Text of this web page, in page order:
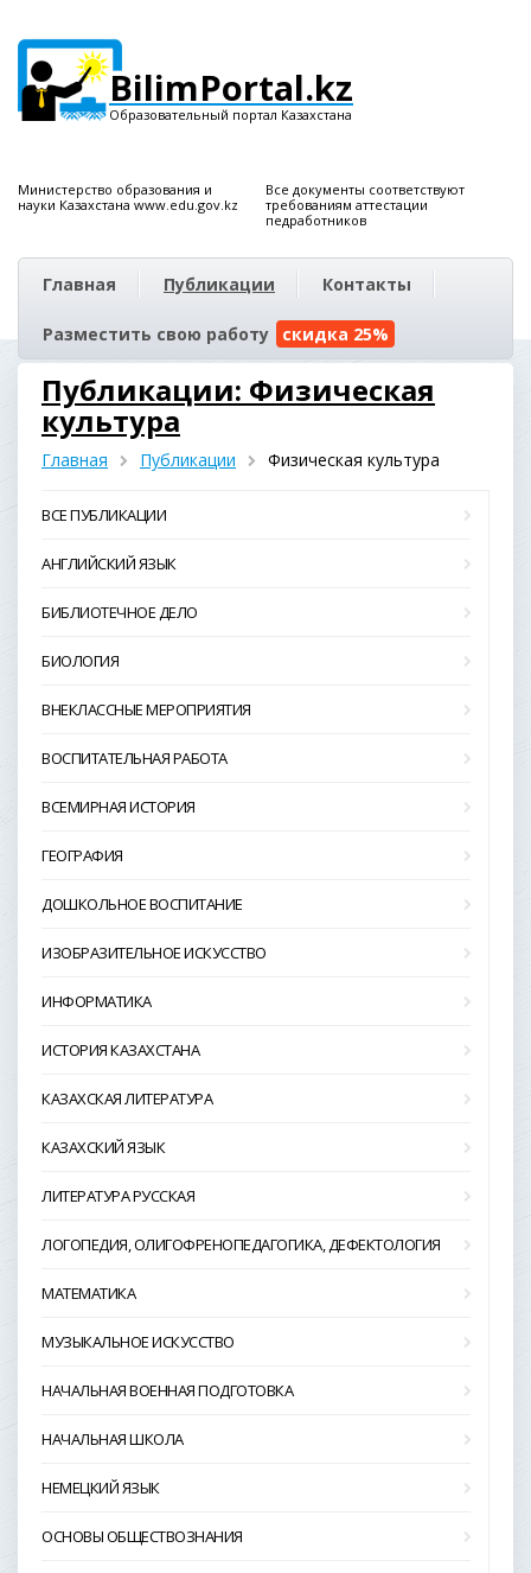
BilimPortal.kz
Образовательный портал Казахстана
Министерство образования и
науки Казахстана www.edu.gov.kz
Все документы соответствуют
требованиям аттестации
педработников
Главная Публикации Контакты
Разместить свою работу скидка 25%
Публикации: Физическая
культура
Главная Публикации Физическая культура
ВСЕ ПУБЛИКАЦИИ
АНГЛИЙСКИЙ ЯЗЫК
БИБЛИОТЕЧНОЕ ДЕЛО
БИОЛОГИЯ
ВНЕКЛАССНЫЕ МЕРОПРИЯТИЯ
ВОСПИТАТЕЛЬНАЯ РАБОТА
ВСЕМИРНАЯ ИСТОРИЯ
ГЕОГРАФИЯ
ДОШКОЛЬНОЕ ВОСПИТАНИЕ
ИЗОБРАЗИТЕЛЬНОЕ ИСКУССТВО
ИНФОРМАТИКА
ИСТОРИЯ КАЗАХСТАНА
КАЗАХСКАЯ ЛИТЕРАТУРА
КАЗАХСКИЙ ЯЗЫК
ЛИТЕРАТУРА РУССКАЯ
ЛОГОПЕДИЯ, ОЛИГОФРЕНОПЕДАГОГИКА, ДЕФЕКТОЛОГИЯ
МАТЕМАТИКА
МУЗЫКАЛЬНОЕ ИСКУССТВО
НАЧАЛЬНАЯ ВОЕННАЯ ПОДГОТОВКА
НАЧАЛЬНАЯ ШКОЛА
НЕМЕЦКИЙ ЯЗЫК
ОСНОВЫ ОБЩЕСТВОЗНАНИЯ